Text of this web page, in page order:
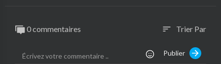
0 commentaires sort Trier Par
Publier